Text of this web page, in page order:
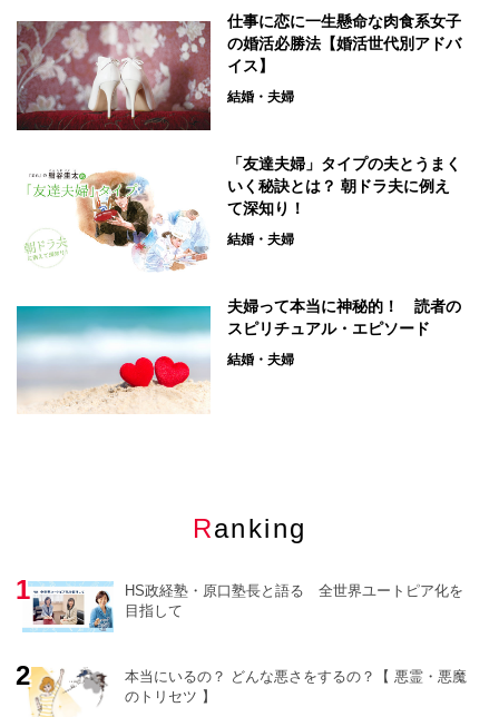
仕事に恋に一生懸命な肉食系女子
の婚活必勝法【婚活世代別アドバ
イス】
結婚・夫婦
「友達夫婦」タイプの夫とうまく
いく秘訣とは？ 朝ドラ夫に例え
て深知り！
結婚・夫婦
夫婦って本当に神秘的！ 読者の
スピリチュアル・エピソード
結婚・夫婦
Ranking
HS政経塾・原口塾長と語る 全世界ユートピア化を
目指して
本当にいるの？ どんな悪さをするの？【 悪霊・悪魔
のトリセツ 】